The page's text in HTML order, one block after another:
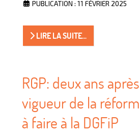
PUBLICATION : 11 FÉVRIER 2025
LIRE LA SUITE...
RGP: deux ans
vigueur de la
à faire à la DGFiP